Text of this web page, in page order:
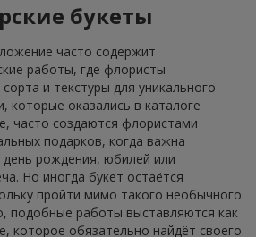
букеты
часто содержит
работы, где флористы
и текстуры для уникального
которые оказались в каталоге
часто создаются флористами
подарков, когда важна
рождения, юбилей или
Но иногда букет остаётся
пройти мимо такого необычного
подобные работы выставляются как
которое обязательно найдёт своего